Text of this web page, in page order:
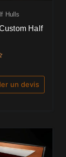
Hulls
Half
un devis